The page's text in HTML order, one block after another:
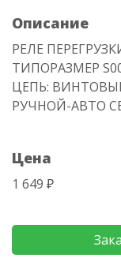
Описание
РЕЛЕ
ТИПОРАЗМЕР
ЦЕПЬ:
РУЧНОЙ-АВТО
Цена
1 649 ₽